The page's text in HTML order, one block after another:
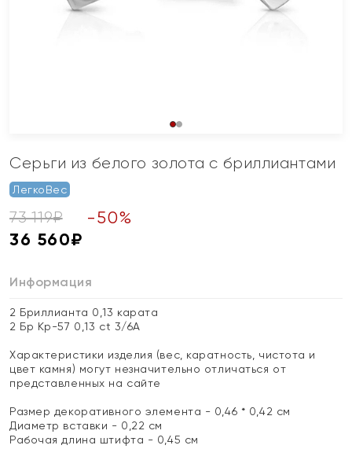
Серьги из белого золота с бриллиантами
ЛегкоВес
73 119₽ -50%
36 560₽
Информация
2 Бриллианта 0,13 карата
2 Бр Кр-57 0,13 ct 3/6А
Характеристики изделия (вес, каратность, чистота и
цвет камня) могут незначительно отличаться от
представленных на сайте
Размер декоративного элемента - 0,46 * 0,42 см
Диаметр вставки - 0,22 см
Рабочая длина штифта - 0,45 см